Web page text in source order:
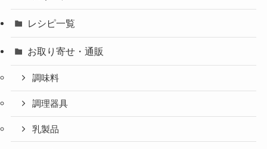
レシピ一覧
お取り寄せ・通販
調味料
調理器具
乳製品